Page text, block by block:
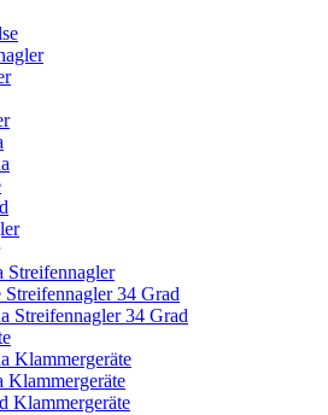
Streifennagler
Streifennagler 34 Grad
Streifennagler 34 Grad
Klammergeräte
Klammergeräte
Klammergeräte